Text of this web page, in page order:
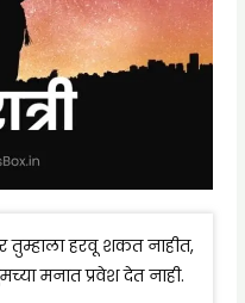
हरवू शकत नाहीत,
मनात प्रवेश देत नाही.